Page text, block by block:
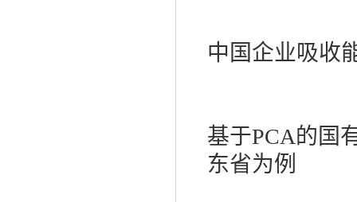
中国企业吸收
基于PCA的国
东省为例